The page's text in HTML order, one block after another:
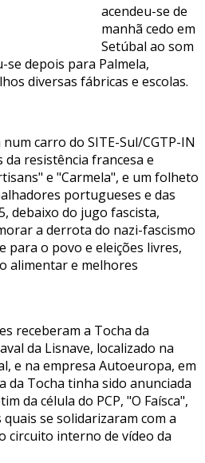
acendeu-se de
manhã cedo em
Setúbal ao som
depois para Palmela,
diversas fábricas e escolas.
carro do SITE-Sul/CGTP-IN
resistência francesa e
e "Carmela", e um folheto
portugueses e das
debaixo do jugo fascista,
a derrota do nazi-fascismo
para o povo e eleições livres,
alimentar e melhores
receberam a Tocha da
da Lisnave, localizado na
e na empresa Autoeuropa, em
da Tocha tinha sido anunciada
da célula do PCP, "O Faísca",
se solidarizaram com a
circuito interno de vídeo da